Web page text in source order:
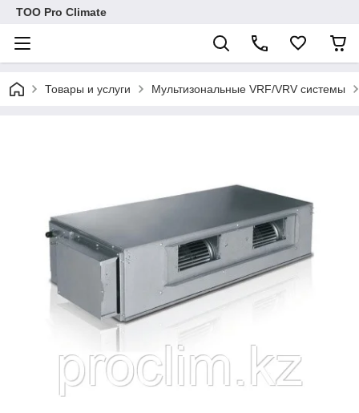
ТОО Pro Climate
Товары и услуги Мультизональные VRF/VRV системы